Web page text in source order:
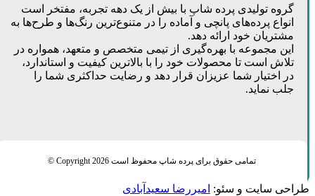
گروه تولیدی پرده شاپ با بیش از یک دهه تجربه، مفتخر است
انواع پرده‌های پانچی و آماده را در متنوع‌ترین رنگ‌ها و طرح‌ها به
مشتریان خود ارائه دهد.
این مجموعه با بهره‌گیری از تیمی متخصص و متعهد، همواره در
تلاش است تا محصولات خود را با بالاترین کیفیت و استاندارد،
در اختیار شما عزیزان قرار دهد و رضایت حداکثری شما را
جلب نماید.
تمامی حقوق برای پرده شاپ محفوظ است Copyright 2026 ©
طراحی سایت و سئو:امیررضا سعیدآبادی